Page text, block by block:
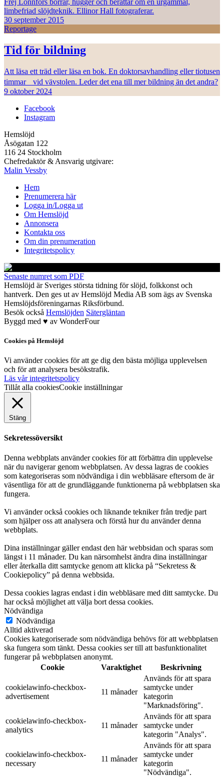
limbefriad slöjdteknik. Ellinor Hall fotograferar.
30 september 2015
Reportage
Tid för bildning
Att läsa ett träd eller läsa en bok. En doktorsavhandling eller tiotusen
timmar vid vävstolen. Leder det ena till mer bildning än det andra?
9 oktober 2024
Facebook
Instagram
Hemslöjd
Åsögatan 122
116 24 Stockholm
Chefredaktör & Ansvarig utgivare:
Malin Vessby
Hem
Prenumerera här
Logga in/Logga ut
Om Hemslöjd
Annonsera
Kontakta oss
Om din prenumeration
Integritetspolicy
Senaste numret som PDF
Hemslöjd är Sveriges största tidning för slöjd, folkkonst och
hantverk. Den ges ut av Hemslöjd Media AB som ägs av Svenska
Hemslöjdsföreningarnas Riksförbund.
Besök också Hemslöjden Sätergläntan
Byggd med ♥ av WonderFour
Cookies på Hemslöjd
Vi använder cookies för att ge dig den bästa möjliga upplevelsen
och för att analysera besökstrafik.
Läs vår integritetspolicy
Tillåt alla cookiesCookie inställningar
Stäng
Sekretessöversikt
Denna webbplats använder cookies för att förbättra din upplevelse
när du navigerar genom webbplatsen. Av dessa lagras de cookies
som kategoriseras som nödvändiga i din webbläsare eftersom de är
väsentliga för att de grundläggande funktionerna på webbplatsen ska
fungera.
Vi använder också cookies och liknande tekniker från tredje part
som hjälper oss att analysera och förstå hur du använder denna
webbplats.
Dina inställningar gäller endast den här webbsidan och sparas som
längst i 11 månader. Du kan närsomhelst ändra dina inställningar
eller återkalla ditt samtycke genom att klicka på “Sekretess &
Cookiepolicy” på denna webbsida.
Dessa cookies lagras endast i din webbläsare med ditt samtycke. Du
har också möjlighet att välja bort dessa cookies.
Nödvändiga
Nödvändiga
Alltid aktiverad
Cookies kategoriserade som nödvändiga behövs för att webbplatsen
ska fungera som tänkt. Dessa cookies ser till att basfunktionalitet
fungerar på webbplatsen anonymt.
Cookie
Varaktighet Beskrivning
cookielawinfo-checkbox-
advertisement
11 månader
Används för att spara
samtycke under
kategorin
"Marknadsföring".
cookielawinfo-checkbox-
analytics
11 månader
Används för att spara
samtycke under
kategorin "Analys".
cookielawinfo-checkbox-
necessary
11 månader
Används för att spara
samtycke under
kategorin
"Nödvändiga".